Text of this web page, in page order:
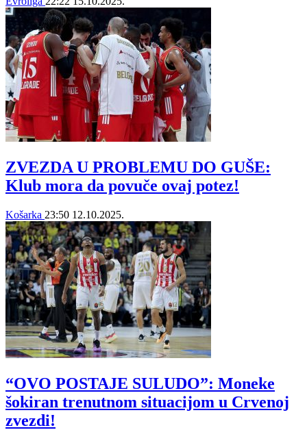
ZVEZDA U PROBLEMU DO GUŠE:
Klub mora da povuče ovaj potez!
Košarka 23:50 12.10.2025.
“OVO POSTAJE SULUDO”: Moneke
šokiran trenutnom situacijom u Crvenoj
zvezdi!